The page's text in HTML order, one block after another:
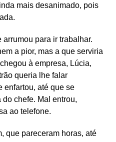
mais desanimado, pois
para ir trabalhar.
a pior, mas a que serviria
à empresa, Lúcia,
queria lhe falar
enfartou, até que se
chefe. Mal entrou,
ao telefone.
que pareceram horas, até